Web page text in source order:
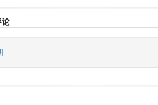
论